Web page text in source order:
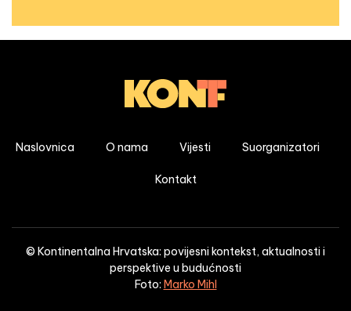
Naslovnica O nama Vijesti Suorganizatori
Kontakt
© Kontinentalna Hrvatska: povijesni kontekst, aktualnosti i
perspektive u budućnosti
Foto: Marko Mihl